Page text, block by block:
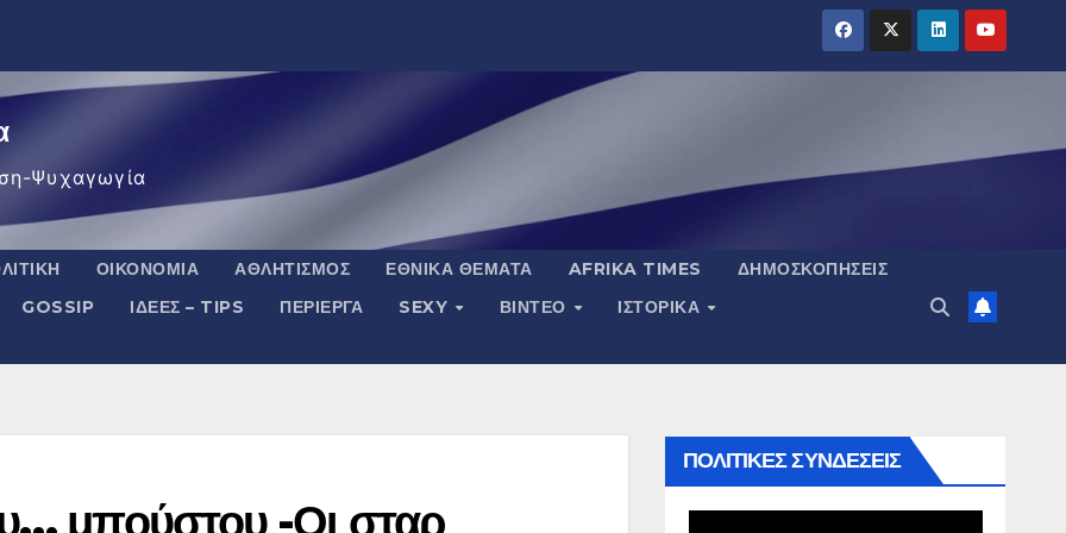
Ψυχαγωγία
ΟΙΚΟΝΟΜΊΑ ΑΘΛΗΤΙΣΜΌΣ ΕΘΝΙΚΆ ΘΈΜΑΤΑ AFRIKA TIMES
ΔΗΜΟΣΚΟΠΉΣΕΙΣ
GOSSIP ΙΔΈΕΣ – TIPS ΠΕΡΊΕΡΓΑ SEXY ΒΙΝΤΕΟ
ΙΣΤΟΡΙΚΆ
μπούστου -Οι σταρ
ΠΟΛΙΤΙΚΕΣ ΣΥΝΔΕΣΕΙΣ